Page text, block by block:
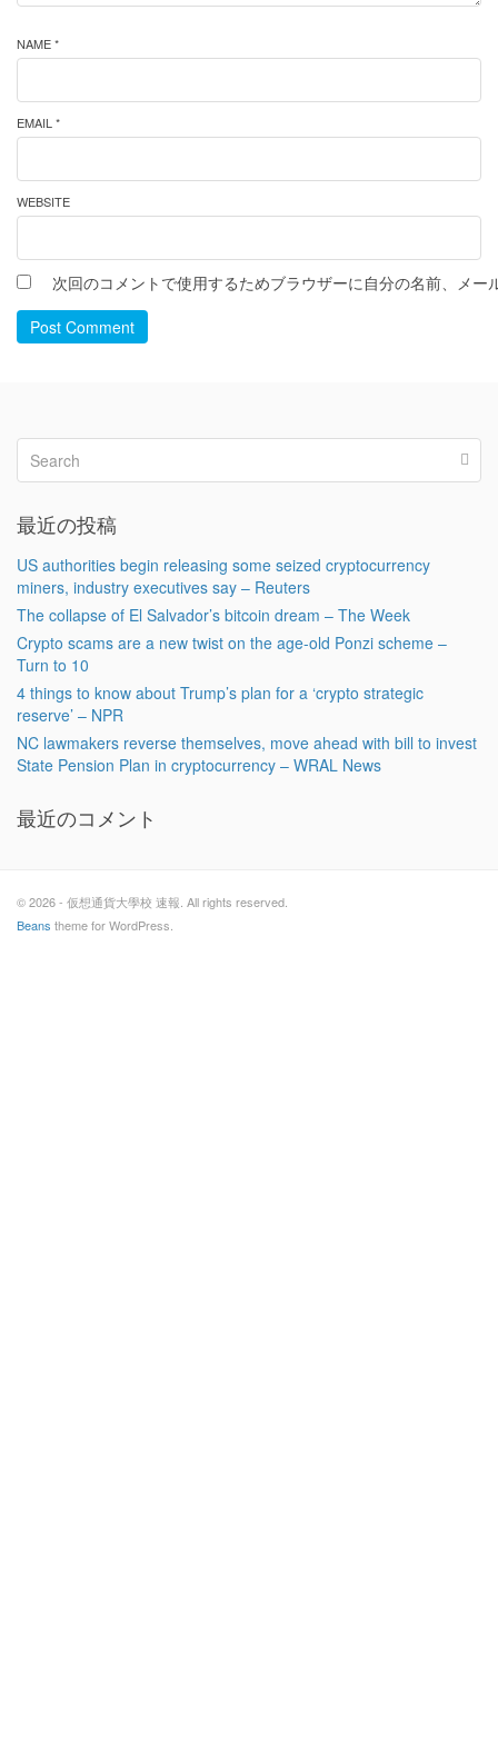
NAME *
EMAIL *
WEBSITE
次回のコメントで使用するためブラウザーに自分の名前、メー
Post Comment
最近の投稿
US authorities begin releasing some seized cryptocurrency
miners, industry executives say – Reuters
The collapse of El Salvador’s bitcoin dream – The Week
Crypto scams are a new twist on the age-old Ponzi scheme –
Turn to 10
4 things to know about Trump’s plan for a ‘crypto strategic
reserve’ – NPR
NC lawmakers reverse themselves, move ahead with bill to invest
State Pension Plan in cryptocurrency – WRAL News
最近のコメント
© 2026 - 仮想通貨大學校 速報. All rights reserved.
Beans theme for WordPress.